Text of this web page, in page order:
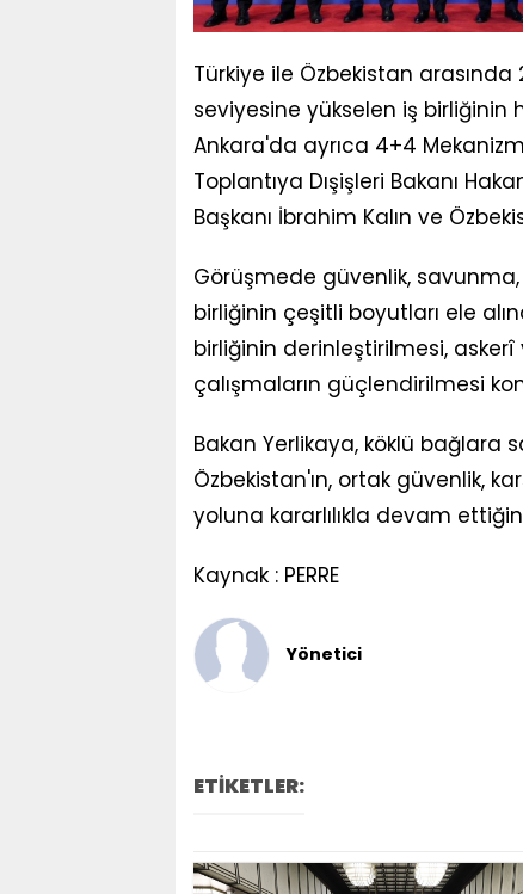
Türkiye ile Özbekistan
seviyesine yükselen iş
Ankara'da ayrıca 4+4
Toplantıya Dışişleri Bakanı
Başkanı İbrahim Kalın ve
Görüşmede güvenlik,
birliğinin çeşitli boyutları ele
birliğinin derinleştirilmesi,
çalışmaların güçlendirilmesi
Bakan Yerlikaya, köklü bağlara
Özbekistan'ın, ortak güvenlik,
yoluna kararlılıkla devam
Kaynak : PERRE
Yönetici
ETİKETLER: